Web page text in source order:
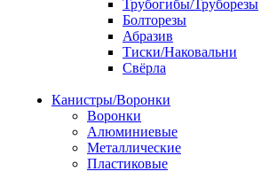
Трубогибы/Труборезы
Болторезы
Абразив
Тиски/Наковальни
Свёрла
Канистры/Воронки
Воронки
Алюминиевые
Металлические
Пластиковые